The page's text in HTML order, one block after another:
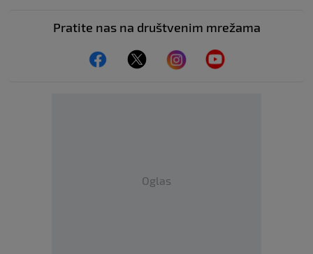
Pratite nas na društvenim mrežama
Oglas